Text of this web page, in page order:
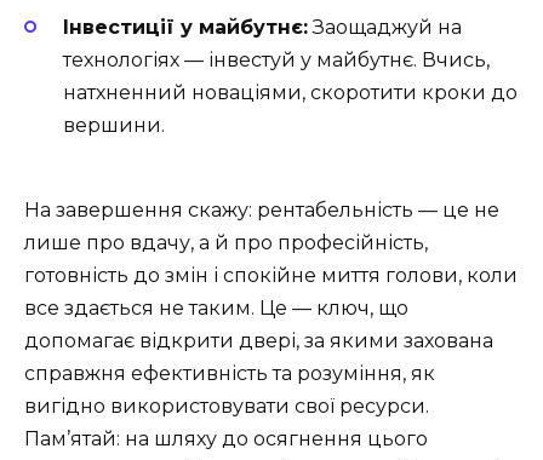
Інвестиції у майбутнє:Заощаджуй на
технологіях — інвестуй у майбутнє. Вчись,
натхненний новаціями, скоротити кроки до
вершини.
На завершення скажу: рентабельність — це не
лише про вдачу, а й про професійність,
готовність до змін і спокійне миття голови, коли
все здається не таким. Це — ключ, що
допомагає відкрити двері, за якими захована
справжня ефективність та розуміння, як
вигідно використовувати свої ресурси.
Пам’ятай: на шляху до осягнення цього